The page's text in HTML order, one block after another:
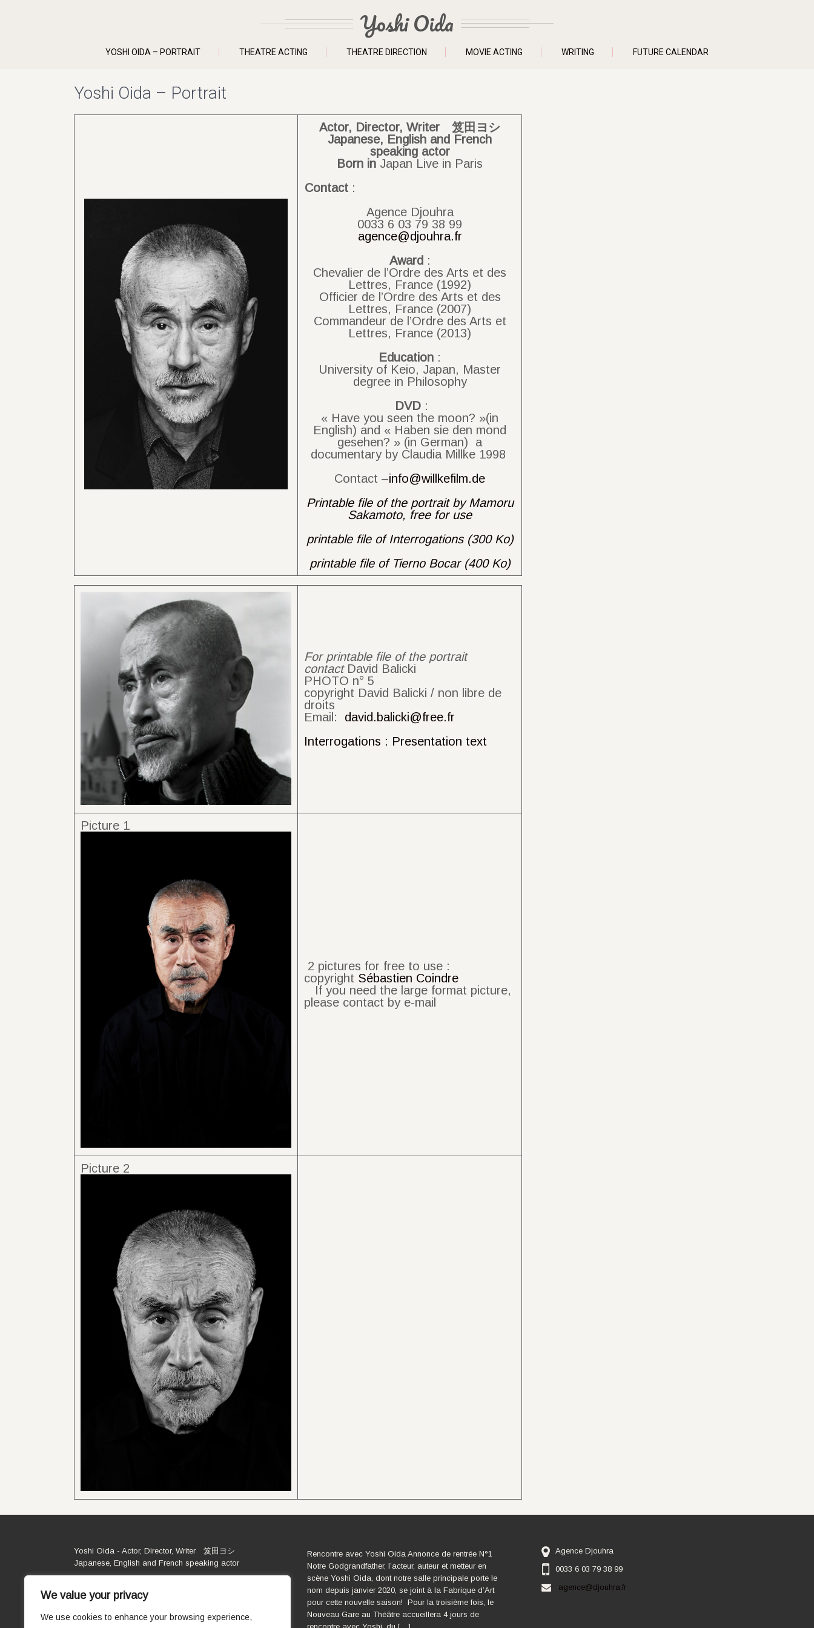
We value your privacy
We use cookies to enhance your browsing experience,
Yoshi Oida
YOSHI OIDA – PORTRAIT THEATRE ACTING THEATRE DIRECTION MOVIE ACTING WRITING FUTURE CALENDAR
Yoshi Oida – Portrait
Actor, Director, Writer 笈田ヨシ
Japanese, English and French
speaking actor
Born in Japan Live in Paris
Contact:
Agence Djouhra
0033 6 03 79 38 99
agence@djouhra.fr
Award :
Chevalier de l’Ordre des Arts et des
Lettres, France (1992)
Officier de l’Ordre des Arts et des
Lettres, France (2007)
Commandeur de l’Ordre des Arts et
Lettres, France (2013)
Education :
University of Keio, Japan, Master
degree in Philosophy
DVD :
« Have you seen the moon? »(in
English) and « Haben sie den mond
gesehen? » (in German) a
documentary by Claudia Millke 1998
Contact –info@willkefilm.de
Printable file of the portrait by Mamoru
Sakamoto, free for use
printable file of Interrogations (300 Ko)
printable file of Tierno Bocar (400 Ko)
For printable file of the portrait
contact David Balicki
PHOTO n° 5
copyright David Balicki / non libre de
droits
Email: david.balicki@free.fr
Interrogations : Presentation text
Picture 1
2 pictures for free to use :
copyright Sébastien Coindre
If you need the large format picture,
please contact by e-mail
Picture 2
Yoshi Oida - Actor, Director, Writer 笈田ヨシ
Japanese, English and French speaking actor
Rencontre avec Yoshi Oida Annonce de rentrée N°1
Notre Godgrandfather, l’acteur, auteur et metteur en
scène Yoshi Oida, dont notre salle principale porte le
nom depuis janvier 2020, se joint à la Fabrique d’Art
pour cette nouvelle saison! Pour la troisième fois, le
Nouveau Gare au Théâtre accueillera 4 jours de
Agence Djouhra
0033 6 03 79 38 99
agence@djouhra.fr